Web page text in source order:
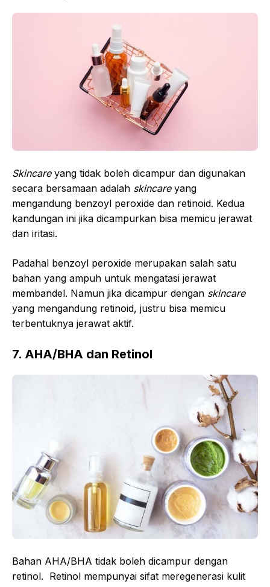
Skincareyang tidak boleh dicampur dan digunakan
secara bersamaan adalah skincareyang
mengandung benzoyl peroxide dan retinoid. Kedua
kandungan ini jika dicampurkan bisa memicu jerawat
dan iritasi.
Padahal benzoyl peroxide merupakan salah satu
bahan yang ampuh untuk mengatasi jerawat
membandel. Namun jika dicampur dengan skincare
yang mengandung retinoid, justru bisa memicu
terbentuknya jerawat aktif.
7. AHA/BHA dan Retinol
Bahan AHA/BHA tidak boleh dicampur dengan
retinol. Retinol mempunyai sifat meregenerasi kulit